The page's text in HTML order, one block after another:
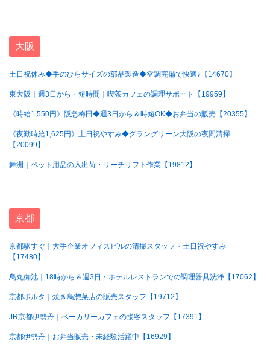
大阪
土日祝休み◆手のひらサイズの部品製造◆空調完備で快適♪【14670】
東大阪｜週3日から・短時間｜喫茶カフェの調理サポート【19959】
《時給1,550円》阪急梅田◆週3日から＆時短OK◆お弁当の販売【20355】
《夜勤時給1,625円》土日祝やすみ◆グラングリーン大阪の夜間清掃
【20099】
舞洲｜ペット用品の入出荷・リーチリフト作業【19812】
京都
京都駅すぐ｜大手企業オフィスビルの清掃スタッフ・土日祝やすみ
【17480】
烏丸御池｜18時から＆週3日・ホテルレストランでの調理器具洗浄【17062】
京都ポルタ｜焼き鳥惣菜店の販売スタッフ【19712】
JR京都伊勢丹｜ベーカリーカフェの接客スタッフ【17391】
京都伊勢丹｜お弁当販売・未経験活躍中【16929】